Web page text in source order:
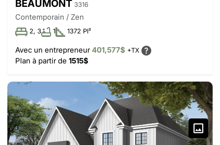
BEAUMONT 3316
Contemporain / Zen
2, 3 1 1372 PI²
Avec un entrepreneur401,577$ +TX
Plan à partir de 1515$